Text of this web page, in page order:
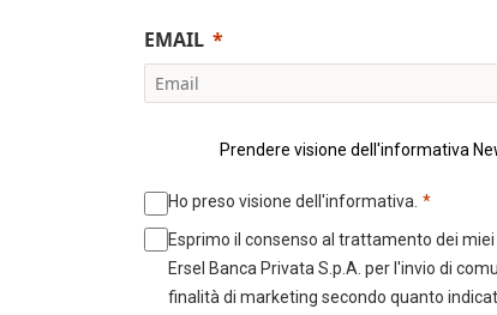
EMAIL
Prendere visione dell'informativa
Ho preso visione dell'informativa. *
Esprimo il consenso al trattamento dei
Ersel Banca Privata S.p.A. per l'invio di
finalità di marketing secondo quanto